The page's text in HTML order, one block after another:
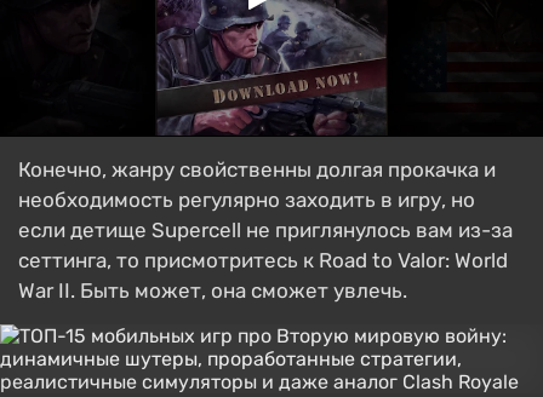
Конечно, жанру свойственны долгая прокачка и
необходимость регулярно заходить в игру, но
если детище Supercell не приглянулось вам из-за
сеттинга, то присмотритесь к Road to Valor: World
War II. Быть может, она сможет увлечь.